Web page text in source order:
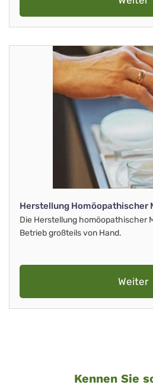
Herstellung Homöopathischer
Die Herstellung homöopathischer
Betrieb großteils von Hand.
Weiter
Kennen Sie